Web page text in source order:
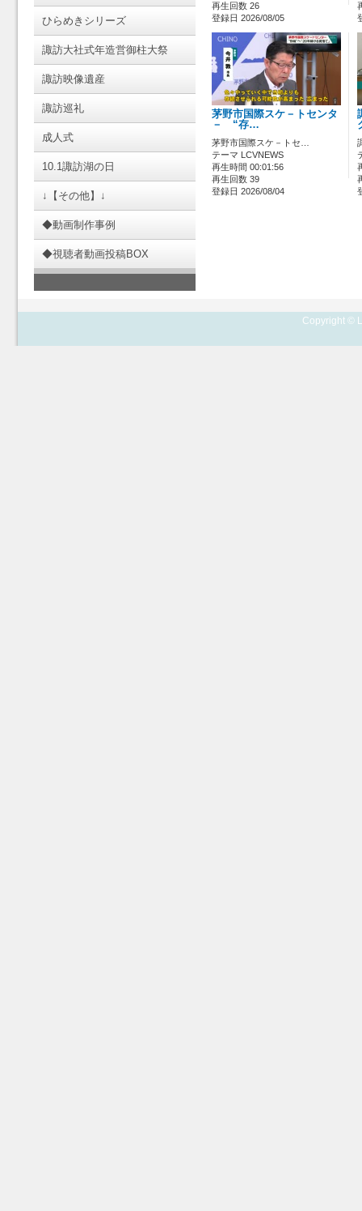
ひらめきシリーズ
諏訪大社式年造営御柱大祭
諏訪映像遺産
諏訪巡礼
成人式
10.1諏訪湖の日
↓【その他】↓
◆動画制作事例
◆視聴者動画投稿BOX
再生回数 26
登録日 2026/08/05
茅野市国際スケ－トセンタ
－ “存…
茅野市国際スケ－トセ…
テーマ LCVNEWS
再生時間 00:01:56
再生回数 39
登録日 2026/08/04
Copyright ©